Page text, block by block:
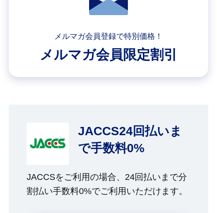
メルマガ会員登録で特別価格！
メルマガ会員限定割引
JACCS24回払いま
で手数料0%
JACCSをご利用の場合、24回払いまで分
割払い手数料0%でご利用いただけます。